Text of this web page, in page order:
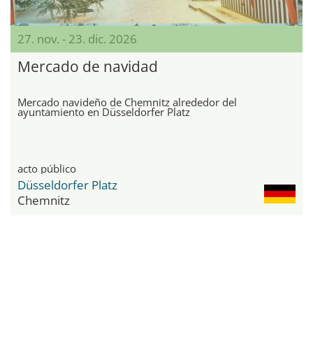
27. nov. - 23. dic. 2026
Mercado de navidad
Mercado navideño de Chemnitz alrededor del
ayuntamiento en Düsseldorfer Platz
acto público
Düsseldorfer Platz
Chemnitz